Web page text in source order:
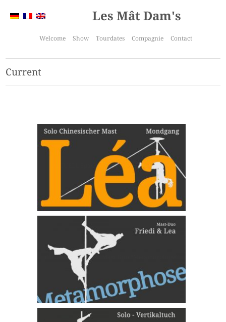
Les Mât Dam's
Welcome Show Tourdates Compagnie Contact
Current
AKTUELL Spaces – Chinese Pole – Lea Solo
(Deutsch) AKTUELL Mast Duo “Metamorphose”